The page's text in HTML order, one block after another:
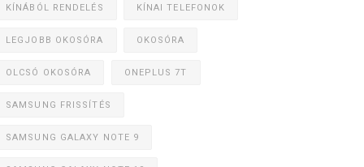
KÍNÁBÓL RENDELÉS KÍNAI TELEFONOK
LEGJOBB OKOSÓRA OKOSÓRA
OLCSÓ OKOSÓRA ONEPLUS 7T
SAMSUNG FRISSÍTÉS
SAMSUNG GALAXY NOTE 9